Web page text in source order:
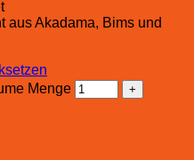
aus Akadama, Bims und
Menge